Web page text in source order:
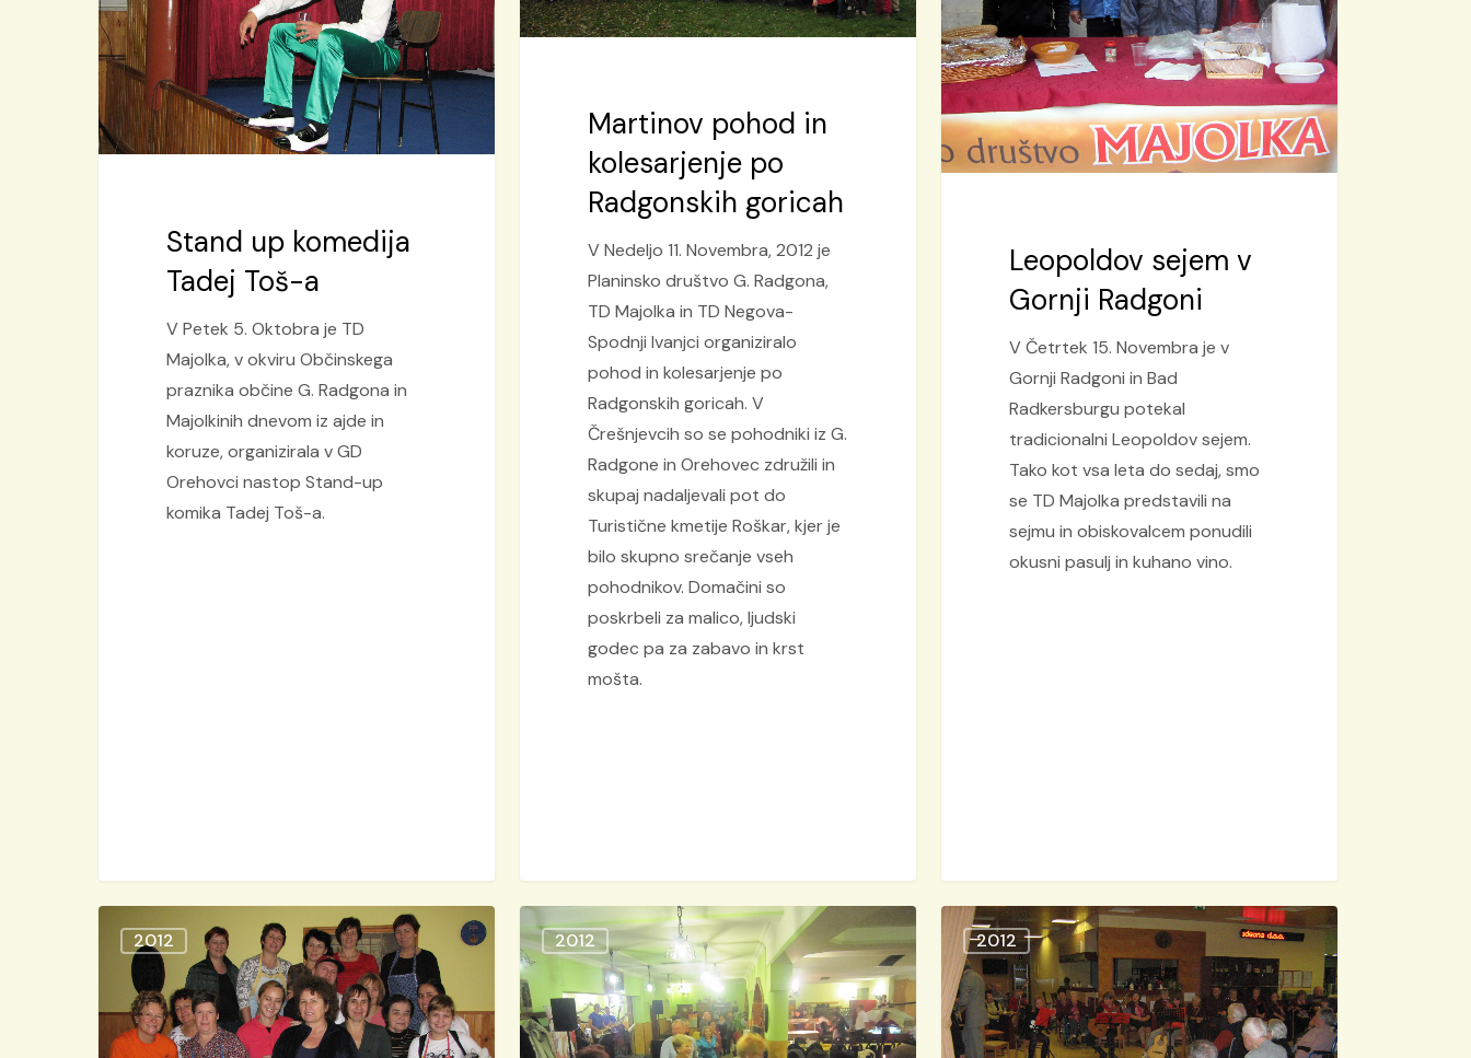
Hit enter to search or ESC to close
a
Stand up komedija
Tadej Toš-a
V Petek 5. Oktobra je TD
Majolka, v okviru Občinskega
praznika občine G. Radgona in
Majolkinih dnevom iz ajde in
koruze, organizirala v GD
Orehovci nastop Stand-up
komika Tadej Toš-a.
Radgonskih
Martinov pohod in
kolesarjenje po
Radgonskih goricah
V Nedeljo 11. Novembra, 2012 je
Planinsko društvo G. Radgona,
TD Majolka in TD Negova-
Spodnji Ivanjci organiziralo
pohod in kolesarjenje po
Radgonskih goricah. V
Črešnjevcih so se pohodniki iz G.
Radgone in Orehovec združili in
skupaj nadaljevali pot do
Turistične kmetije Roškar, kjer je
bilo skupno srečanje vseh
pohodnikov. Domačini so
poskrbeli za malico, ljudski
godec pa za zabavo in krst
mošta.
Leopoldov sejem v
Gornji Radgoni
V Četrtek 15. Novembra je v
Gornji Radgoni in Bad
Radkersburgu potekal
tradicionalni Leopoldov sejem.
Tako kot vsa leta do sedaj, smo
se TD Majolka predstavili na
sejmu in obiskovalcem ponudili
okusni pasulj in kuhano vino.
“Peke
prazničnega
peciva”
2012
Tradicionalno
15.
Srečanje
prijateljev
2012
Predstavitev
TD
Majolka
v
Domu
2012